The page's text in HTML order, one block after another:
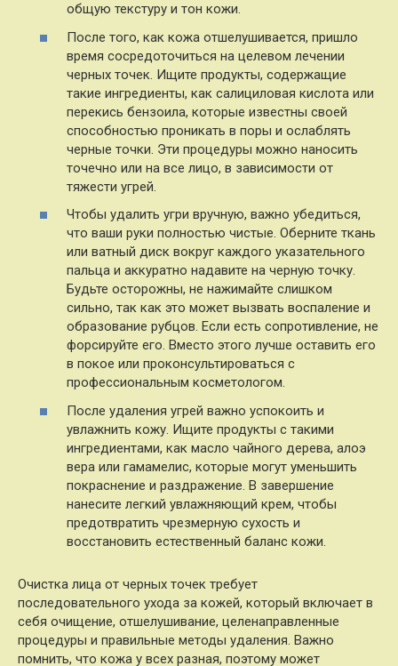
общую текстуру и тон кожи.
После того, как кожа отшелушивается, пришло
время сосредоточиться на целевом лечении
черных точек. Ищите продукты, содержащие
такие ингредиенты, как салициловая кислота или
перекись бензоила, которые известны своей
способностью проникать в поры и ослаблять
черные точки. Эти процедуры можно наносить
точечно или на все лицо, в зависимости от
тяжести угрей.
Чтобы удалить угри вручную, важно убедиться,
что ваши руки полностью чистые. Оберните ткань
или ватный диск вокруг каждого указательного
пальца и аккуратно надавите на черную точку.
Будьте осторожны, не нажимайте слишком
сильно, так как это может вызвать воспаление и
образование рубцов. Если есть сопротивление, не
форсируйте его. Вместо этого лучше оставить его
в покое или проконсультироваться с
профессиональным косметологом.
После удаления угрей важно успокоить и
увлажнить кожу. Ищите продукты с такими
ингредиентами, как масло чайного дерева, алоэ
вера или гамамелис, которые могут уменьшить
покраснение и раздражение. В завершение
нанесите легкий увлажняющий крем, чтобы
предотвратить чрезмерную сухость и
восстановить естественный баланс кожи.
Очистка лица от черных точек требует
последовательного ухода за кожей, который включает в
себя очищение, отшелушивание, целенаправленные
процедуры и правильные методы удаления. Важно
помнить, что кожа у всех разная, поэтому может